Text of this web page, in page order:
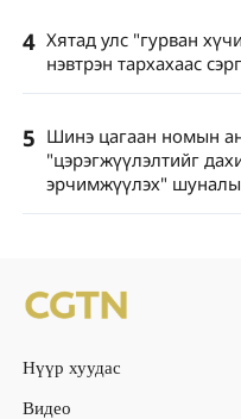
4 Хятад улс "гурван
нэвтрэн тархахаас
5 Шинэ цагаан номын
"цэрэгжүүлэлтийг
эрчимжүүлэх"
Нүүр хуудас
Видео